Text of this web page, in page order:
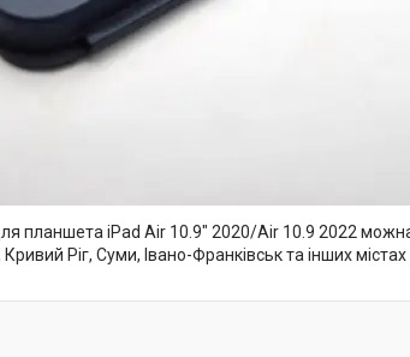
планшета iPad Air 10.9" 2020/Air 10.9 2022 можна
Ріг, Суми, Івано-Франківськ та інших містах